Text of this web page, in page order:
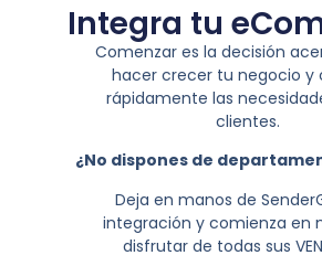
Integra tu
Comenzar es la decisión
hacer crecer tu negocio y
rápidamente las
clientes.
¿No dispones de
Deja en manos de
integración y comienza en
disfrutar de todas sus